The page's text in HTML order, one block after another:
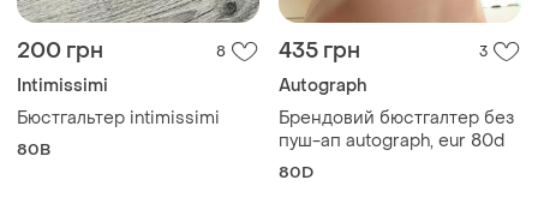
200 грн 8
Intimissimi
Бюстгальтер intimissimi
80B
435 грн 3
Autograph
Брендовий бюстгалтер без
пуш-ап autograph, eur 80d
80D